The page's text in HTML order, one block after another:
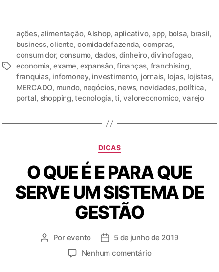
ações,alimentação, Alshop, aplicativo, app, bolsa, brasil,
business,cliente,comidadefazenda, compras,
consumidor, consumo, dados, dinheiro,divinofogao,
economia,exame, expansão,finanças, franchising,
franquias, infomoney, investimento, jornais, lojas, lojistas,
MERCADO, mundo, negócios, news, novidades, política,
portal, shopping,tecnologia,ti,valoreconomico,varejo
DICAS
O QUE É E PARA QUE
SERVE UM SISTEMA DE
GESTÃO
Por evento
5 de junho de 2019
Nenhum comentário